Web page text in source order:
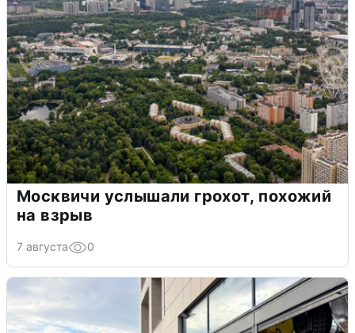
Москвичи услышали грохот, похожий
на взрыв
7 августа 0